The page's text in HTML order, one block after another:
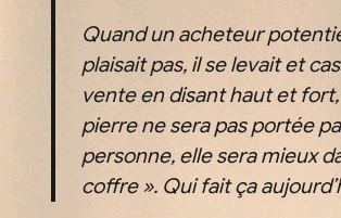
Quand un acheteur
plaisait pas, il se levait et
vente en disant haut et
pierre ne sera pas portée
personne, elle sera mieux
coffre ». Qui fait ça